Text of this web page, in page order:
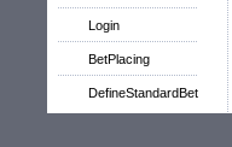
Login
BetPlacing
DefineStandardBet